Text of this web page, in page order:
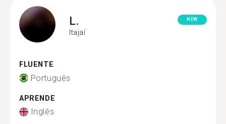
L.
Itajaí
NEW
FLUENTE
Português
APRENDE
Inglês